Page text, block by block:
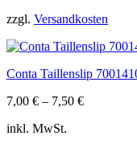
zzgl. Versandkosten
Conta Taillenslip
7,00 € – 7,50 €
inkl. MwSt.